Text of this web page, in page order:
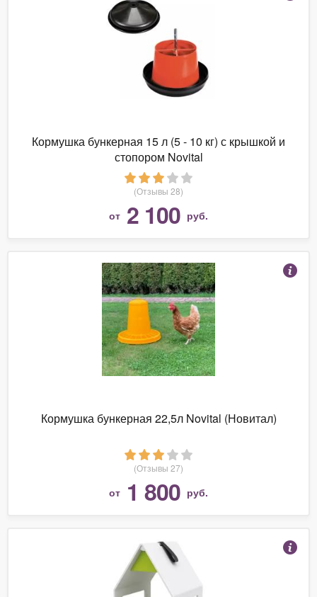
Кормушка бункерная 15 л (5 - 10 кг) с крышкой и
стопором Novital
(Отзывы 28)
от 2 100 руб.
Кормушка бункерная 22,5л Novital (Новитал)
(Отзывы 27)
от 1 800 руб.